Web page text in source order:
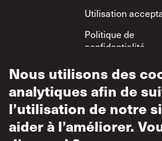
Utilisation
Politique de
confidentialité
Politique sur le
respect mutuel
Nous utilisons des
analytiques afin de
l’utilisation de notre
aider à l’améliorer.